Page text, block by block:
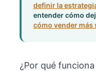
definir la
entender cómo
cómo vender más
¿Por qué